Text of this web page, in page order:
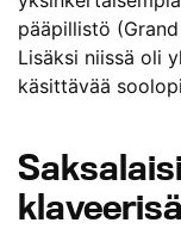
pääpillistö
Lisäksi niissä oli
käsittävää